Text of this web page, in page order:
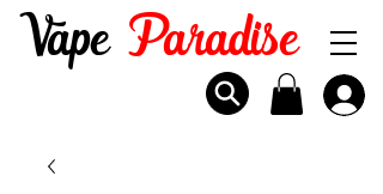
VapeParadise